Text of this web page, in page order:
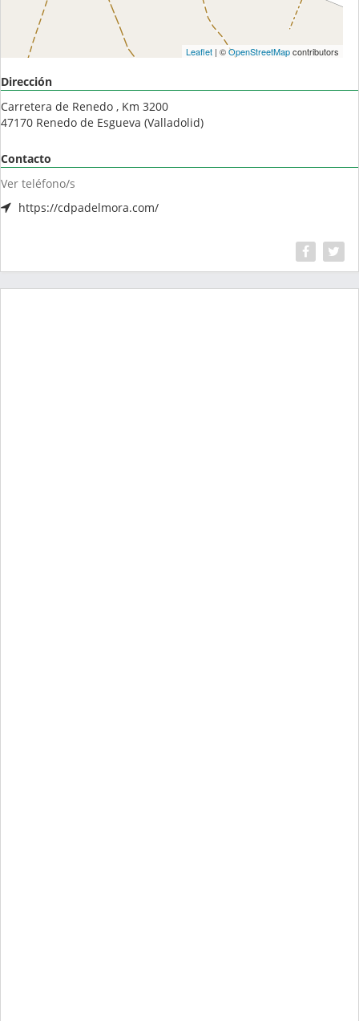
Leaflet| ©OpenStreetMapcontributors
Dirección
Carretera de Renedo , Km 3200
47170 Renedo de Esgueva (Valladolid)
Contacto
Ver teléfono/s
https://cdpadelmora.com/